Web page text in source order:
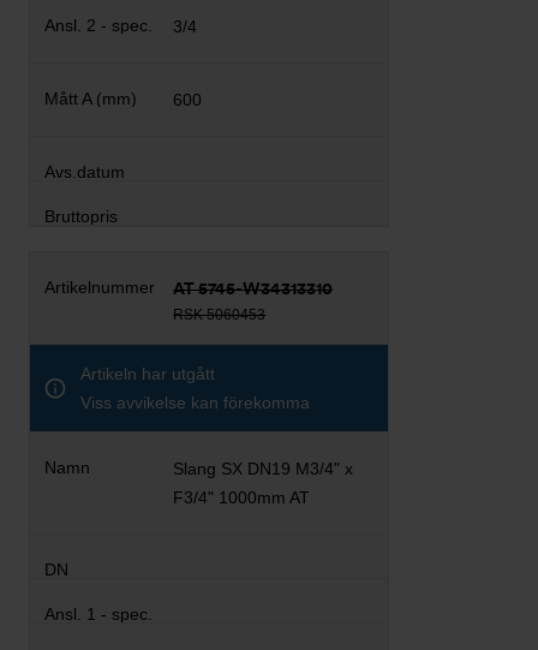
3/4
600
AT 5745-W34313310
RSK 5060453
Artikeln har utgått
Viss avvikelse kan förekomma
Slang SX DN19 M3/4" x
F3/4" 1000mm AT